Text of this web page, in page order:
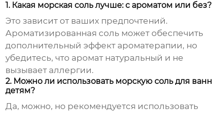
1. Какая морская соль лучше: с ароматом или без?
Это зависит от ваших предпочтений.
Ароматизированная соль может обеспечить
дополнительный эффект ароматерапии, но
убедитесь, что аромат натуральный и не
вызывает аллергии.
2. Можно ли использовать морскую соль для ванн
детям?
Да, можно, но рекомендуется использовать